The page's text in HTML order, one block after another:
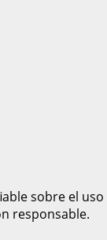
sobre el
responsable.